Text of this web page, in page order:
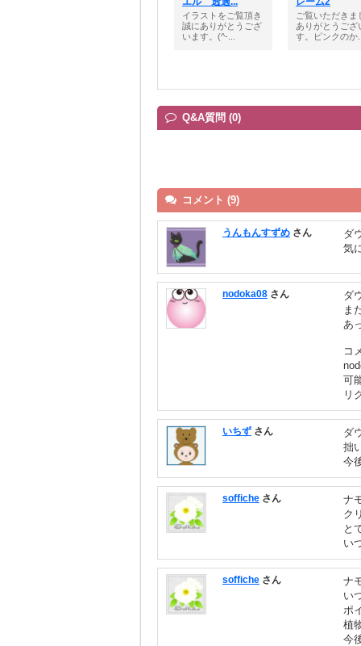
イラストをご覧頂き
誠にありがとうござ
います。(^-...
ご覧いただきま
ありがとうござ
す。ピンクのか
Q&A質問 (0)
コメント (9)
うんもんすずめ さん
ダ
気
nodoka08 さん
ダ
ま
あ
コ
可
リ
いちず さん
ダ
拙
今
soffiche さん
ナ
ク
と
い
soffiche さん
ナ
い
ポ
植
今